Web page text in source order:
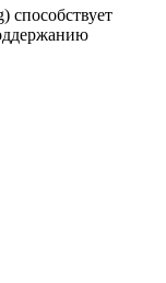
способствует